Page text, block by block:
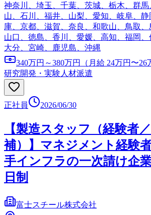
神奈川、埼玉、千葉、茨城、栃木、群
山、石川、福井、山梨、愛知、岐阜、
庫、京都、滋賀、奈良、和歌山、鳥取、
山口、徳島、香川、愛媛、高知、福岡、
大分、宮崎、鹿児島、沖縄
340万円～380万円（月給 24万円〜26
研究開発・実験 人材派遣
正社員 2026/06/30
【製造スタッフ（経験者
補）】マネジメント経験
手インフラの一次請け企
日制
富士スチール株式会社